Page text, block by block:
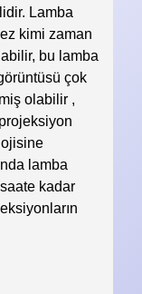
Lamba
kimi zaman
bu lamba
çok
olabilir ,
lamba
kadar